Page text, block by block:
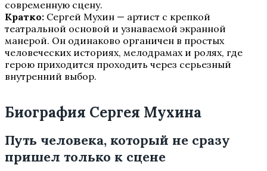
современную сцену.
Кратко: Сергей Мухин — артист с крепкой
театральной основой и узнаваемой экранной
манерой. Он одинаково органичен в простых
человеческих историях, мелодрамах и ролях, где
герою приходится проходить через серьезный
внутренний выбор.
Биография Сергея Мухина
Путь человека, который не сразу
пришел только к сцене